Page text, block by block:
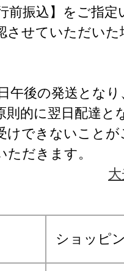
振込】をご指定
させていただいた
午後の発送となり
則的に翌日配達と
けできないこと
だきます。
ショッピ